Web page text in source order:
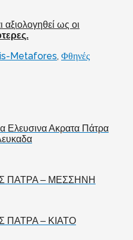
αξιολογηθεί ως οι
Metafores, Φθηνές
Ελευσινα Ακρατα Πάτρα
ΠΑΤΡΑ – ΜΕΣΣΗΝΗ
ΠΑΤΡΑ – ΚΙΑΤΟ